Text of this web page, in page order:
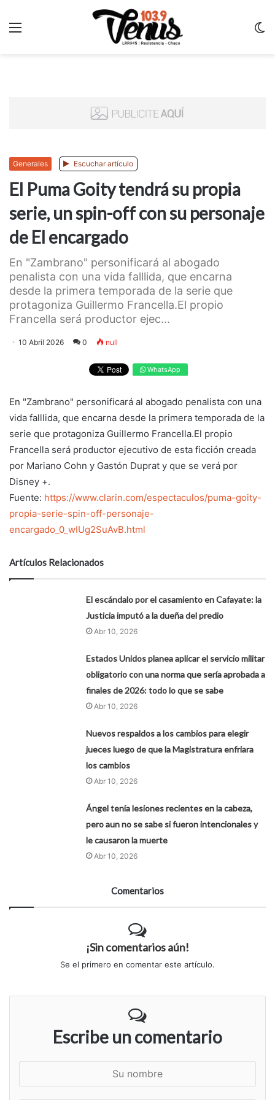
Generales Escuchar artículo
El Puma Goity tendrá su propia
serie, un spin-off con su personaje
de El encargado
En "Zambrano" personificará al abogado
penalista con una vida falllida, que encarna
desde la primera temporada de la serie que
protagoniza Guillermo Francella.El propio
Francella será productor ejec...
10 Abril 2026 0 null
WhatsApp
En "Zambrano" personificará al abogado penalista con una
vida falllida, que encarna desde la primera temporada de la
serie que protagoniza Guillermo Francella.El propio
Francella será productor ejecutivo de esta ficción creada
por Mariano Cohn y Gastón Duprat y que se verá por
Disney +.
Fuente: https://www.clarin.com/espectaculos/puma-goity-
propia-serie-spin-off-personaje-
encargado_0_wIUg2SuAvB.html
Artículos Relacionados
El escándalo por el casamiento en Cafayate: la
Justicia imputó a la dueña del predio
Abr 10, 2026
Estados Unidos planea aplicar el servicio militar
obligatorio con una norma que sería aprobada a
finales de 2026: todo lo que se sabe
Abr 10, 2026
Nuevos respaldos a los cambios para elegir
jueces luego de que la Magistratura enfriara
los cambios
Abr 10, 2026
Ángel tenía lesiones recientes en la cabeza,
pero aun no se sabe si fueron intencionales y
le causaron la muerte
Abr 10, 2026
Comentarios
¡Sin comentarios aún!
Se el primero en comentar este artículo.
Escribe un comentario